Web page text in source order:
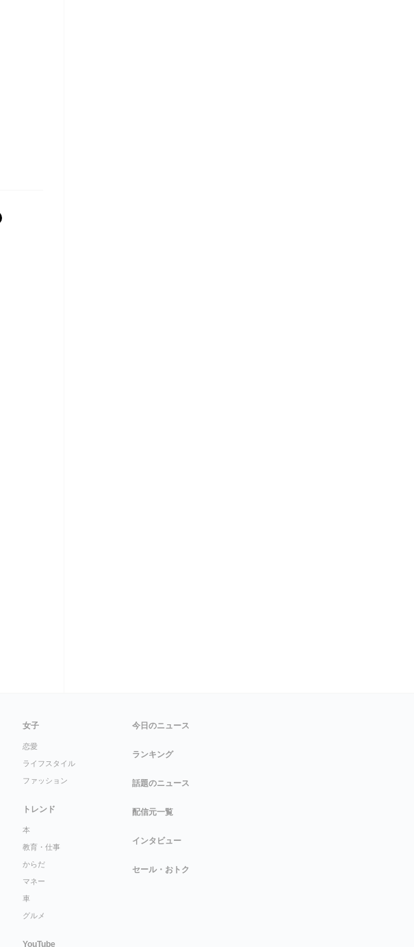
女子
恋愛
ライフスタイル
ファッション
トレンド
本
教育・仕事
からだ
マネー
車
グルメ
YouTube
今日のニュース
ランキング
話題のニュース
配信元一覧
インタビュー
セール・おトク